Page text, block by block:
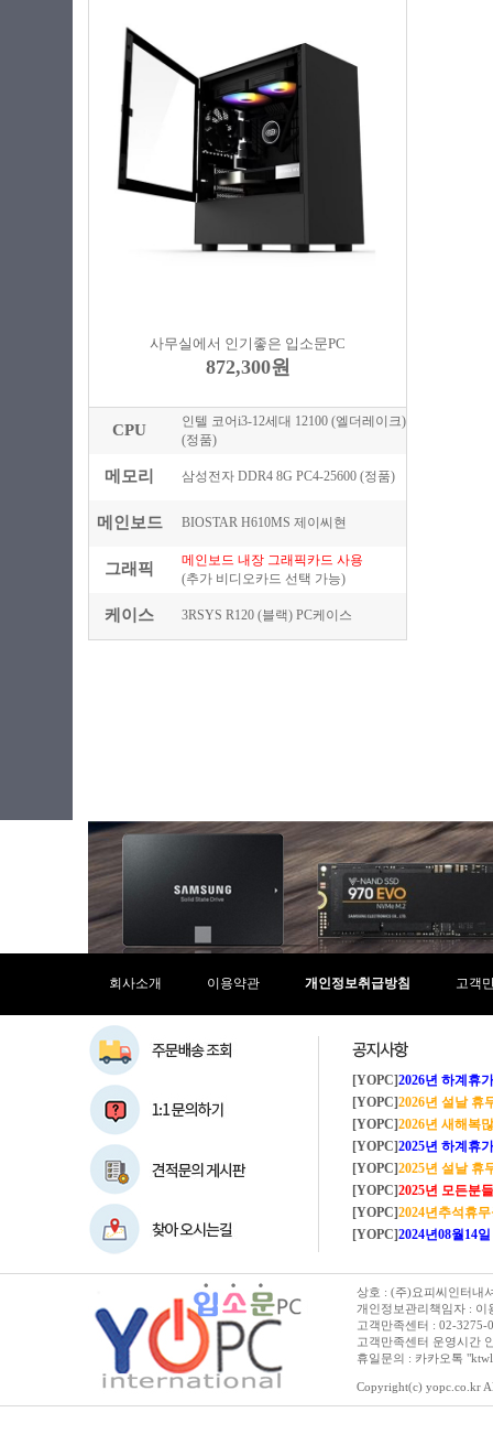
회사소개 이용약관 개인정보취급방침 고객
[YOPC]2026년 하계휴가 8/1~8/4
[YOPC]2026년 설날 휴
[YOPC]2026년 새해복많
[YOPC]2025년 하계휴가 8/2~8/5
[YOPC]2025년 설날 휴
[YOPC]2025년 모든분들 새해복
[YOPC]2024년추석휴
[YOPC]2024년08월14일 수요일 택
상호 : (주)요피씨인터내
개인정보관리책임자 : 이
고객만족센터 : 02-3275-
고객만족센터 운영시간
휴일문의 : 카카오톡
Copyright(c) yopc.co.kr